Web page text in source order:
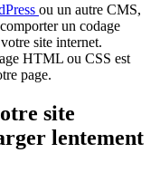
ou un autre CMS,
un codage
site internet.
HTML ou CSS est
page.
site
lentement